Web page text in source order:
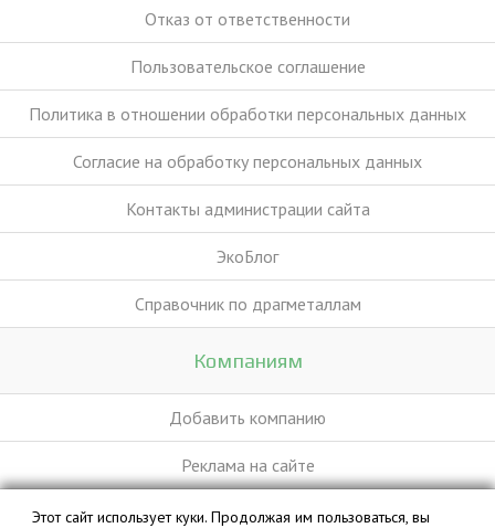
Отказ от ответственности
Пользовательское соглашение
Политика в отношении обработки персональных данных
Согласие на обработку персональных данных
Контакты администрации сайта
ЭкоБлог
Справочник по драгметаллам
Компаниям
Добавить компанию
Реклама на сайте
Этот сайт использует куки. Продолжая им пользоваться, вы